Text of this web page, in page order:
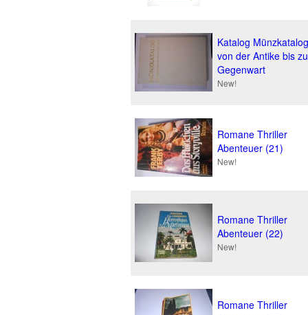
Katalog Münzkatalog
von der Antike bis
Gegenwart
New!
Romane Thriller
Abenteuer (21)
New!
Romane Thriller
Abenteuer (22)
New!
Romane Thriller